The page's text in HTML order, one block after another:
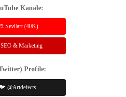
Kanäle:
Sevilart (40K)
& Marketing
Profile:
🐦 @Artdefects